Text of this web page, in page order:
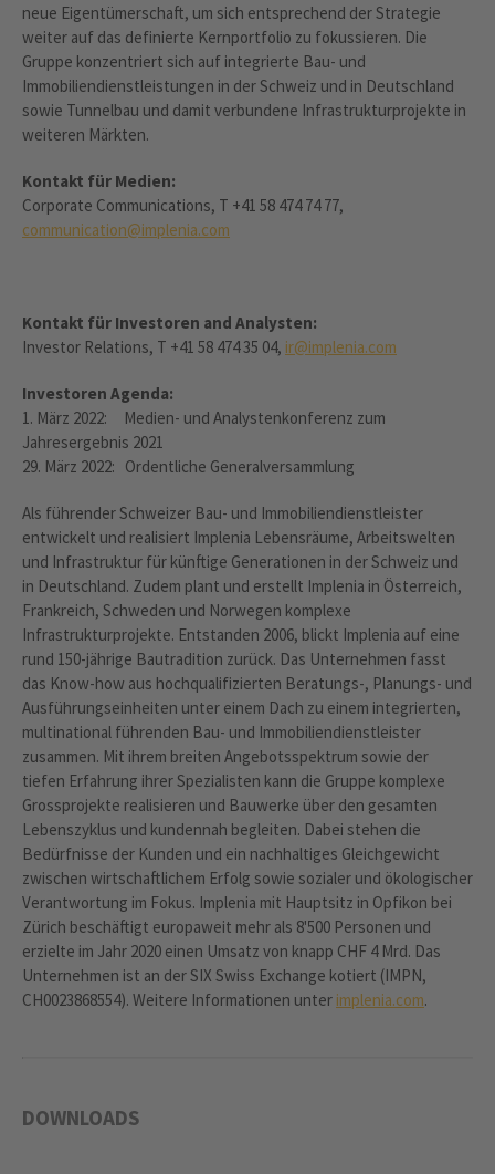
neue Eigentümerschaft, um sich entsprechend der Strategie
weiter auf das definierte Kernportfolio zu fokussieren. Die
Gruppe konzentriert sich auf integrierte Bau- und
Immobiliendienstleistungen in der Schweiz und in Deutschland
sowie Tunnelbau und damit verbundene Infrastrukturprojekte in
weiteren Märkten.
Kontakt für Medien:
Corporate Communications, T +41 58 474 74 77,
communication@implenia.com
Kontakt für Investoren and Analysten:
Investor Relations, T +41 58 474 35 04, ir@implenia.com
Investoren Agenda:
1. März 2022: Medien- und Analystenkonferenz zum
Jahresergebnis 2021
29. März 2022: Ordentliche Generalversammlung
Als führender Schweizer Bau- und Immobiliendienstleister
entwickelt und realisiert Implenia Lebensräume, Arbeitswelten
und Infrastruktur für künftige Generationen in der Schweiz und
in Deutschland. Zudem plant und erstellt Implenia in Österreich,
Frankreich, Schweden und Norwegen komplexe
Infrastrukturprojekte. Entstanden 2006, blickt Implenia auf eine
rund 150-jährige Bautradition zurück. Das Unternehmen fasst
das Know-how aus hochqualifizierten Beratungs-, Planungs- und
Ausführungseinheiten unter einem Dach zu einem integrierten,
multinational führenden Bau- und Immobiliendienstleister
zusammen. Mit ihrem breiten Angebotsspektrum sowie der
tiefen Erfahrung ihrer Spezialisten kann die Gruppe komplexe
Grossprojekte realisieren und Bauwerke über den gesamten
Lebenszyklus und kundennah begleiten. Dabei stehen die
Bedürfnisse der Kunden und ein nachhaltiges Gleichgewicht
zwischen wirtschaftlichem Erfolg sowie sozialer und ökologischer
Verantwortung im Fokus. Implenia mit Hauptsitz in Opfikon bei
Zürich beschäftigt europaweit mehr als 8'500 Personen und
erzielte im Jahr 2020 einen Umsatz von knapp CHF 4 Mrd. Das
Unternehmen ist an der SIX Swiss Exchange kotiert (IMPN,
CH0023868554). Weitere Informationen unter implenia.com.
DOWNLOADS